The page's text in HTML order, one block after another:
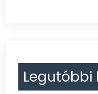
Legutóbbi